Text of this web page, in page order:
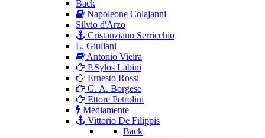
Back
Napoleone Colajanni
Silvio d'Arzo
Cristanziano Serricchio
L. Giuliani
Antonio Vieira
P.Sylos Labini
Ernesto Rossi
G. A. Borgese
Ettore Petrolini
Mediamente
Vittorio De Filippis
Back